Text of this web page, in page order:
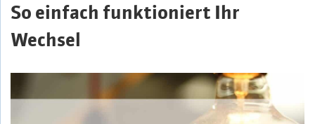
So einfach funktioniert Ihr
Wechsel